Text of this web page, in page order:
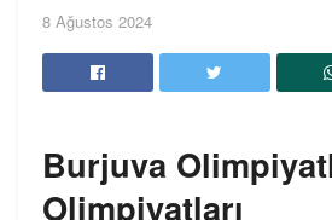
8 Ağustos 2024
Burjuva
Olimpiyatları